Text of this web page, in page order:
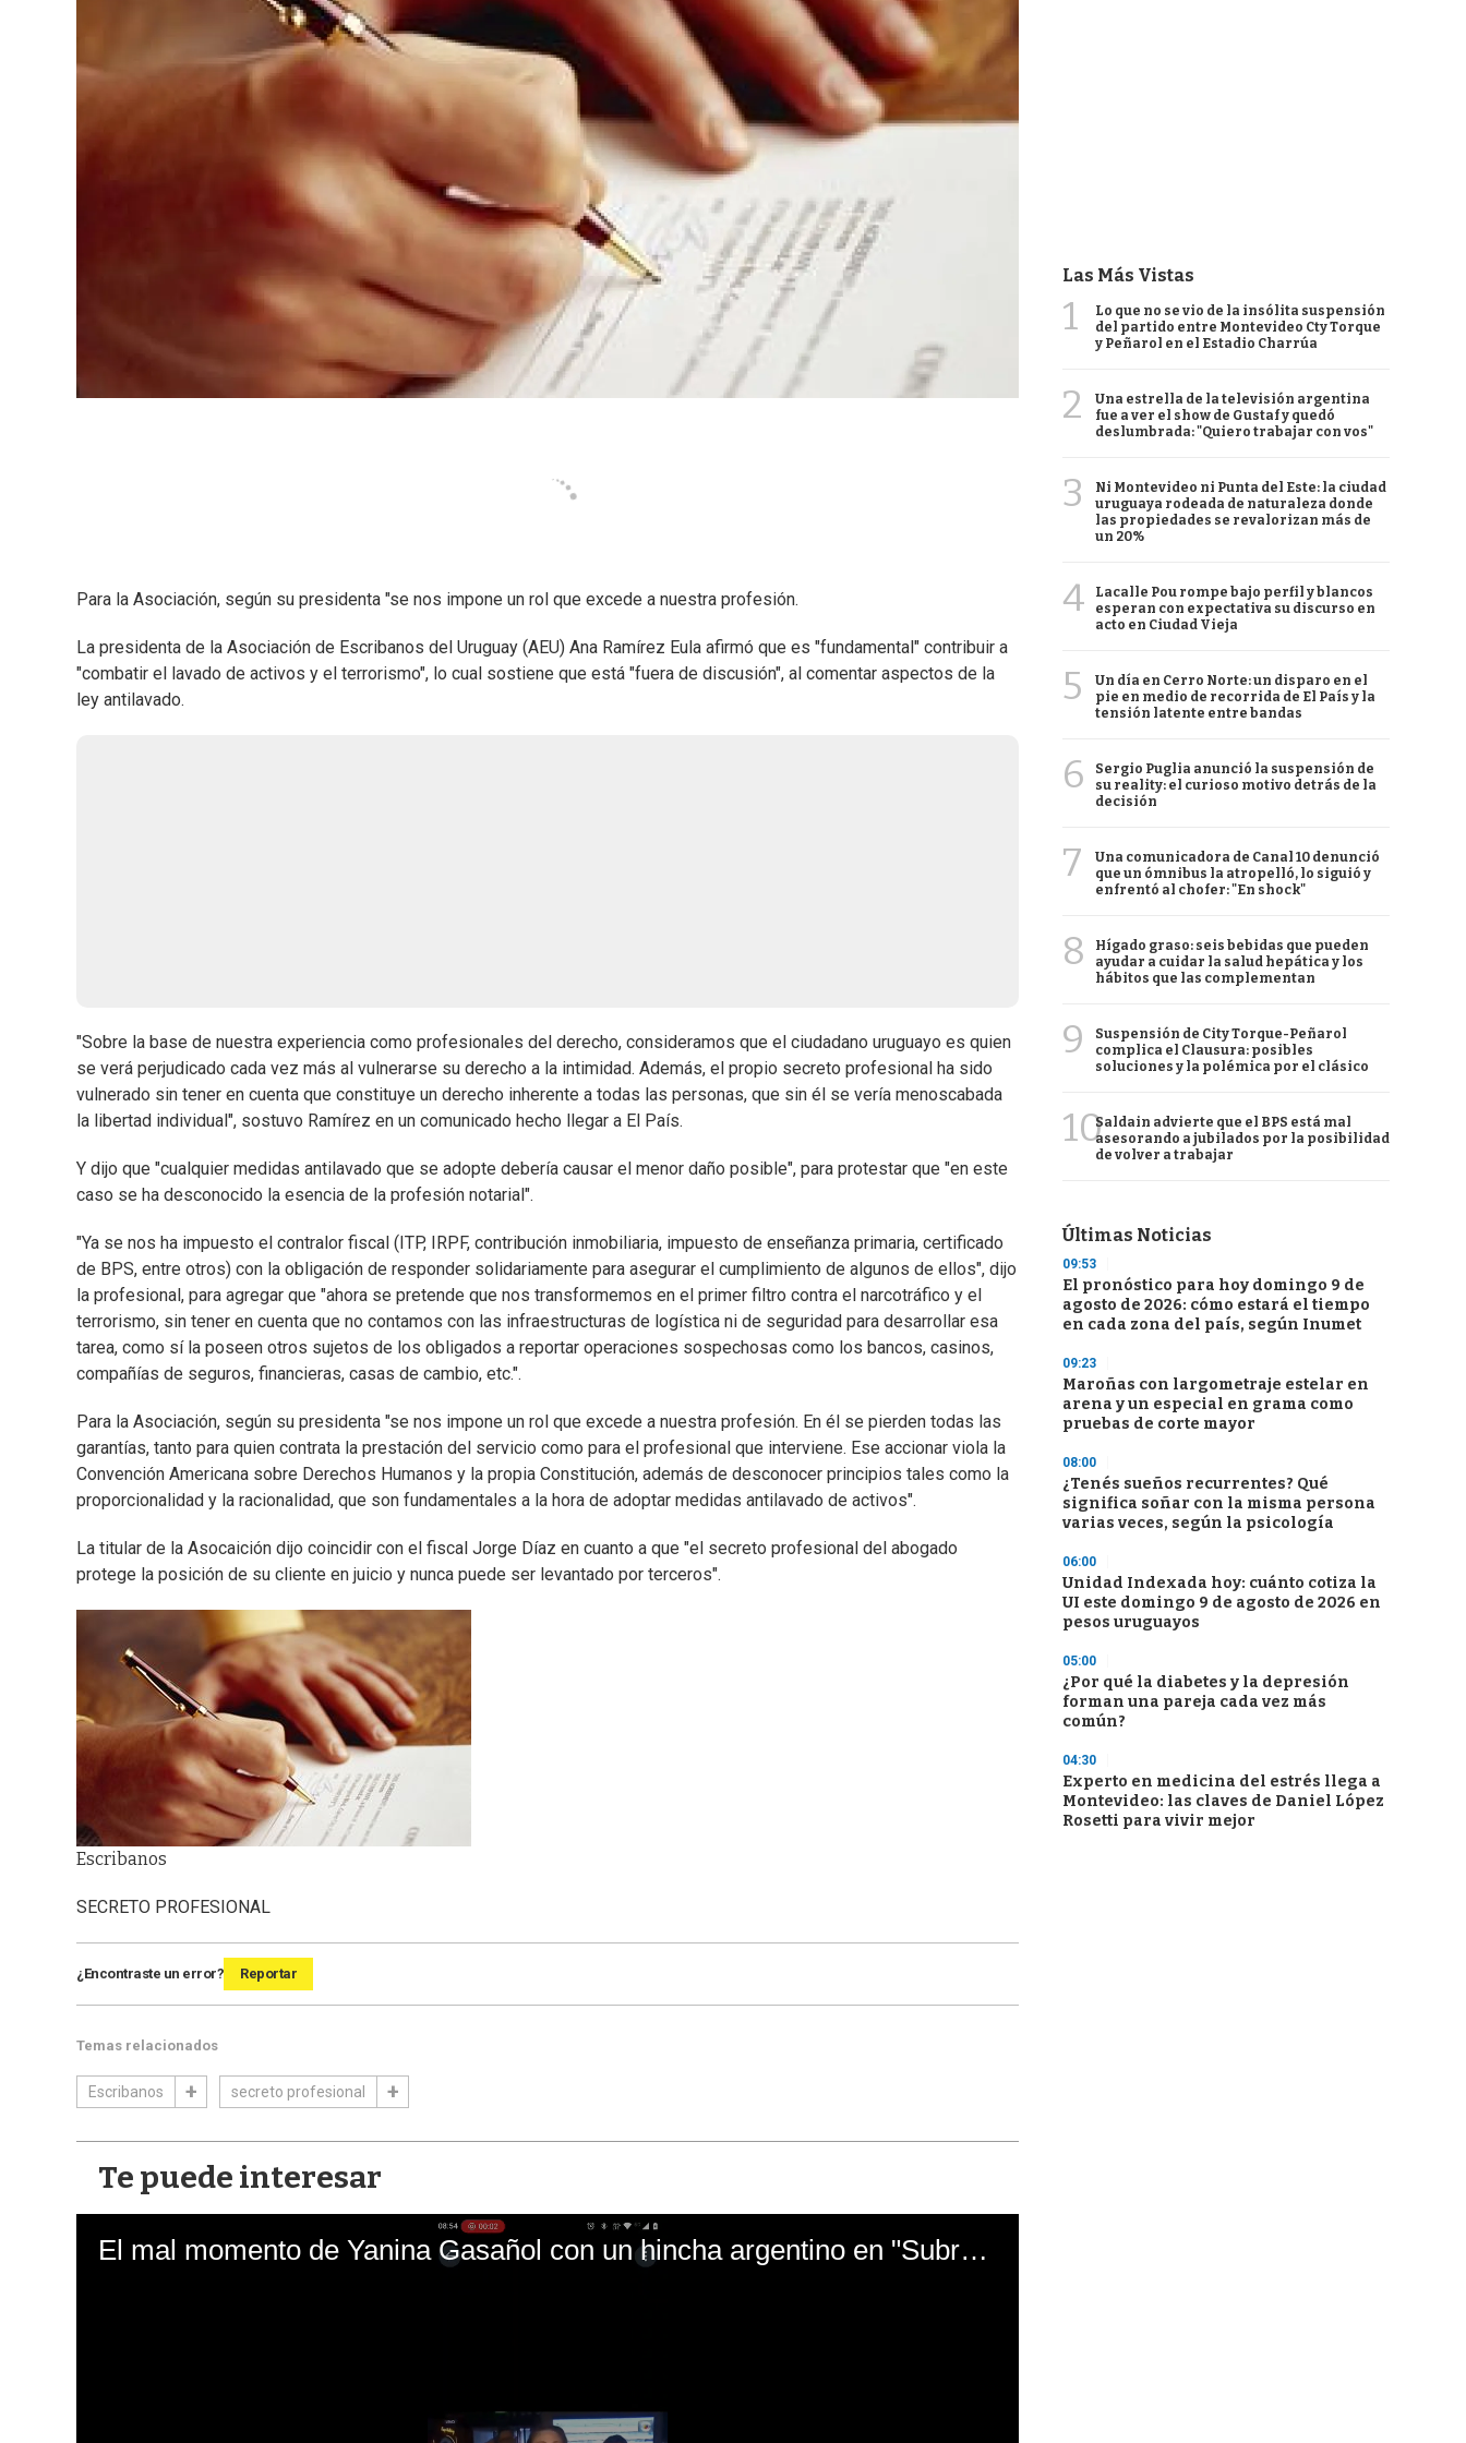
Para la Asociación, según su presidenta "se nos impone un rol que excede a nuestra profesión.
La presidenta de la Asociación de Escribanos del Uruguay (AEU) Ana Ramírez Eula afirmó que es "fundamental" contribuir a
"combatir el lavado de activos y el terrorismo", lo cual sostiene que está "fuera de discusión", al comentar aspectos de la
ley antilavado.
"Sobre la base de nuestra experiencia como profesionales del derecho, consideramos que el ciudadano uruguayo es quien
se verá perjudicado cada vez más al vulnerarse su derecho a la intimidad. Además, el propio secreto profesional ha sido
vulnerado sin tener en cuenta que constituye un derecho inherente a todas las personas, que sin él se vería menoscabada
la libertad individual", sostuvo Ramírez en un comunicado hecho llegar a El País.
Y dijo que "cualquier medidas antilavado que se adopte debería causar el menor daño posible", para protestar que "en este
caso se ha desconocido la esencia de la profesión notarial".
"Ya se nos ha impuesto el contralor fiscal (ITP, IRPF, contribución inmobiliaria, impuesto de enseñanza primaria, certificado
de BPS, entre otros) con la obligación de responder solidariamente para asegurar el cumplimiento de algunos de ellos", dijo
la profesional, para agregar que "ahora se pretende que nos transformemos en el primer filtro contra el narcotráfico y el
terrorismo, sin tener en cuenta que no contamos con las infraestructuras de logística ni de seguridad para desarrollar esa
tarea, como sí la poseen otros sujetos de los obligados a reportar operaciones sospechosas como los bancos, casinos,
compañías de seguros, financieras, casas de cambio, etc.".
Para la Asociación, según su presidenta "se nos impone un rol que excede a nuestra profesión. En él se pierden todas las
garantías, tanto para quien contrata la prestación del servicio como para el profesional que interviene. Ese accionar viola la
Convención Americana sobre Derechos Humanos y la propia Constitución, además de desconocer principios tales como la
proporcionalidad y la racionalidad, que son fundamentales a la hora de adoptar medidas antilavado de activos".
La titular de la Asocaición dijo coincidir con el fiscal Jorge Díaz en cuanto a que "el secreto profesional del abogado
protege la posición de su cliente en juicio y nunca puede ser levantado por terceros".
Escribanos
SECRETO PROFESIONAL
¿Encontraste un error? Reportar
Temas relacionados
Escribanos secreto profesional
Te puede interesar
El mal momento de Yanina Gasañol con un hincha argentino en "Subrayado"
Las Más Vistas
1
Lo que no se vio de la insólita suspensión
del partido entre Montevideo Cty Torque
y Peñarol en el Estadio Charrúa
2
Una estrella de la televisión argentina
fue a ver el show de Gustaf y quedó
deslumbrada: "Quiero trabajar con vos"
3
Ni Montevideo ni Punta del Este: la ciudad
uruguaya rodeada de naturaleza donde
las propiedades se revalorizan más de
un 20%
4
Lacalle Pou rompe bajo perfil y blancos
esperan con expectativa su discurso en
acto en Ciudad Vieja
5
Un día en Cerro Norte: un disparo en el
pie en medio de recorrida de El País y la
tensión latente entre bandas
6
Sergio Puglia anunció la suspensión de
su reality: el curioso motivo detrás de la
decisión
7
Una comunicadora de Canal 10 denunció
que un ómnibus la atropelló, lo siguió y
enfrentó al chofer: "En shock"
8
Hígado graso: seis bebidas que pueden
ayudar a cuidar la salud hepática y los
hábitos que las complementan
9
Suspensión de City Torque-Peñarol
complica el Clausura: posibles
soluciones y la polémica por el clásico
10Saldain advierte que el BPS está mal
asesorando a jubilados por la posibilidad
de volver a trabajar
Últimas Noticias
09:53
El pronóstico para hoy domingo 9 de
agosto de 2026: cómo estará el tiempo
en cada zona del país, según Inumet
09:23
Maroñas con largometraje estelar en
arena y un especial en grama como
pruebas de corte mayor
08:00
¿Tenés sueños recurrentes? Qué
significa soñar con la misma persona
varias veces, según la psicología
06:00
Unidad Indexada hoy: cuánto cotiza la
UI este domingo 9 de agosto de 2026 en
pesos uruguayos
05:00
¿Por qué la diabetes y la depresión
forman una pareja cada vez más
común?
04:30
Experto en medicina del estrés llega a
Montevideo: las claves de Daniel López
Rosetti para vivir mejor